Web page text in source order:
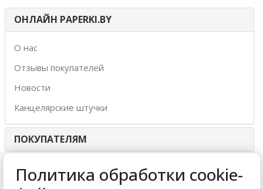
ОНЛАЙН PAPERKI.BY
О нас
Отзывы покупателей
Новости
Канцелярские штучки
ПОКУПАТЕЛЯМ
ИНТЕРНЕТ-МАГАЗИН
Политика обработки cookie-